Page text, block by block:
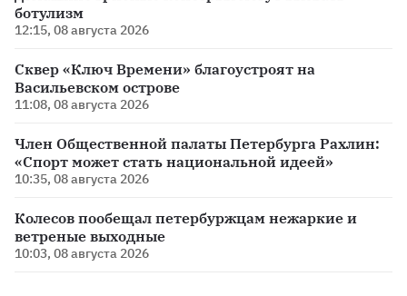
ботулизм
12:15, 08 августа 2026
Сквер «Ключ Времени» благоустроят на
Васильевском острове
11:08, 08 августа 2026
Член Общественной палаты Петербурга Рахлин:
«Спорт может стать национальной идеей»
10:35, 08 августа 2026
Колесов пообещал петербуржцам нежаркие и
ветреные выходные
10:03, 08 августа 2026